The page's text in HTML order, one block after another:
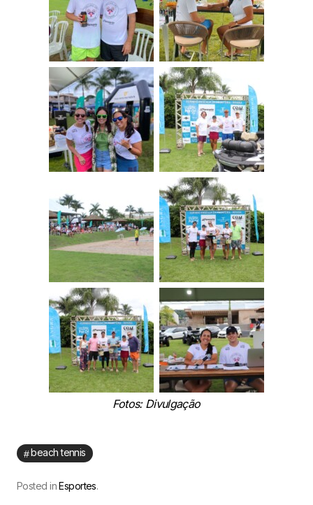
Fotos: Divulgação
beach tennis
Posted inEsportes.